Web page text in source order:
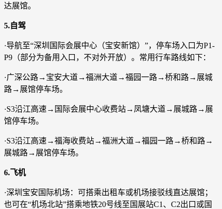
达展馆。
5.自驾
·导航至“深圳国际会展中心（宝安新馆）”，停车场入口为P1-
P9（部分为备用入口，不对外开放）。常用行车路线如下：
·广深公路→宝安大道→福洲大道→福园一路→桥和路→展城
路→展馆停车场。
·S3沿江高速→国际会展中心收费站→凤塘大道→展城路→展
馆停车场。
·S3沿江高速→福海收费站→福洲大道→福园一路→桥和路→
展城路→展馆停车场。
6.飞机
·深圳宝安国际机场：可搭乘出租车或机场接驳线直达展馆；
也可在“机场北站”搭乘地铁20号线至国展站C1、C2出口或国